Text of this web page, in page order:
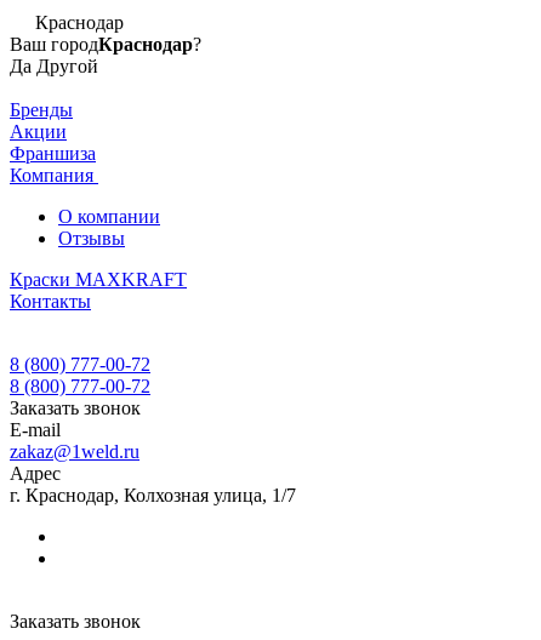
Краснодар
Ваш городКраснодар?
Да Другой
Бренды
Акции
Франшиза
Компания
О компании
Отзывы
Краски MAXKRAFT
Контакты
8 (800) 777-00-72
8 (800) 777-00-72
Заказать звонок
E-mail
zakaz@1weld.ru
Адрес
г. Краснодар, Колхозная улица, 1/7
Заказать звонок